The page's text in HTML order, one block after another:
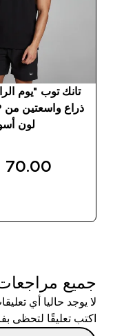
تانك توب "يوم
لون
70.00 AED‎
جميع مراجعات
لا يوجد حاليا أي
اكتب تعليقًا لتحظى